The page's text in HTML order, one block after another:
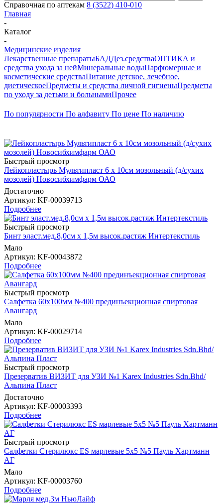
Справочная по аптекам 8 (3522) 410-010
Главная
-
Каталог
-
Медицинские изделия
Лекарственные препаратыБАДДез.средстваОПТИКА и
средства ухода за нейМинеральные водыПарфюмерные и
косметические средстваПитание детское, лечебное,
диетическоеПредметы и средства личной гигиеныПредметы
по уходу за детьми и больнымиПрочее
По популярности По алфавиту По цене По наличию
Быстрый просмотр
Лейкопластырь Мультипласт 6 х 10см мозольный (д/сухих
мозолей) Новосибхимфарм ОАО
Достаточно
Артикул: KF-00039713
Подробнее
Быстрый просмотр
Бинт эласт.мед.8,0см х 1,5м высок.растяж Интертекстиль
Мало
Артикул: KF-00043872
Подробнее
Быстрый просмотр
Салфетка 60х100мм №400 прединъекционная спиртовая
Авангард
Мало
Артикул: KF-00029714
Подробнее
Быстрый просмотр
Презерватив ВИЗИТ для УЗИ №1 Karex Industries Sdn.Bhd/
Альпина Пласт
Достаточно
Артикул: KF-00003393
Подробнее
Быстрый просмотр
Салфетки Стерилюкс ES марлевые 5х5 №5 Пауль Хартманн
AГ
Мало
Артикул: KF-00003760
Подробнее